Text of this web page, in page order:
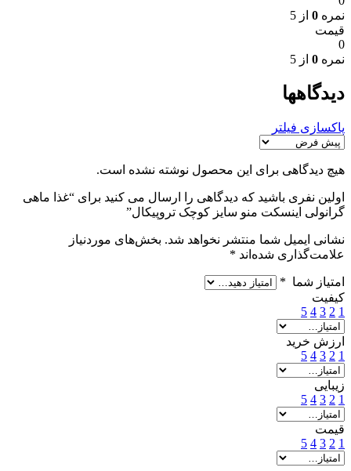
نمره 0 از 5
قیمت
0
نمره 0 از 5
دیدگاهها
پاکسازی فیلتر
هیچ دیدگاهی برای این محصول نوشته نشده است.
اولین نفری باشید که دیدگاهی را ارسال می کنید برای “غذا ماهی
گرانولی اینسکت منو سایز کوچک تروپیکال”
نشانی ایمیل شما منتشر نخواهد شد. بخش‌های موردنیاز
علامت‌گذاری شده‌اند *
امتیاز شما *
کیفیت
1
2
3
4
5
ارزش خرید
1
2
3
4
5
زیبایی
1
2
3
4
5
قیمت
1
2
3
4
5